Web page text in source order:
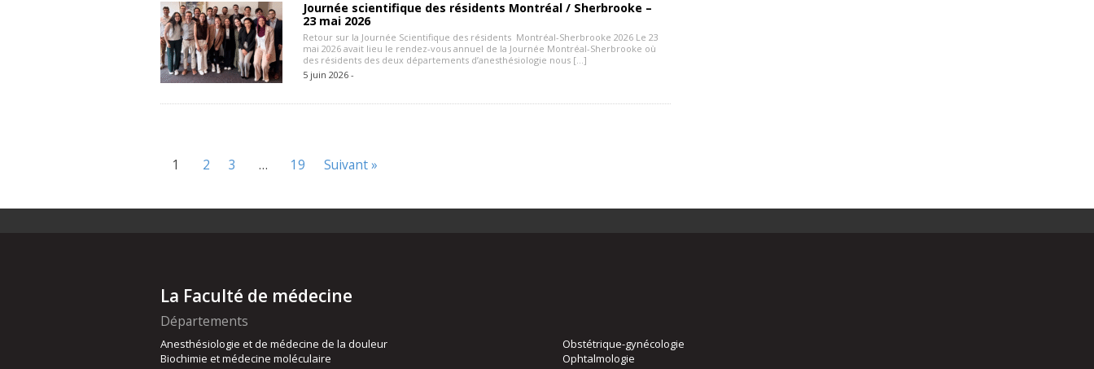
Journée scientifique des résidents Montréal / Sherbrooke –
23 mai 2026
Retour sur la Journée Scientifique des résidents Montréal-Sherbrooke 2026 Le 23
mai 2026 avait lieu le rendez-vous annuel de la Journée Montréal-Sherbrooke où
des résidents des deux départements d’anesthésiologie nous […]
5 juin 2026 -
1 2 3 … 19 Suivant »
La Faculté de médecine
Départements
Anesthésiologie et de médecine de la douleur
Biochimie et médecine moléculaire
Obstétrique-gynécologie
Ophtalmologie